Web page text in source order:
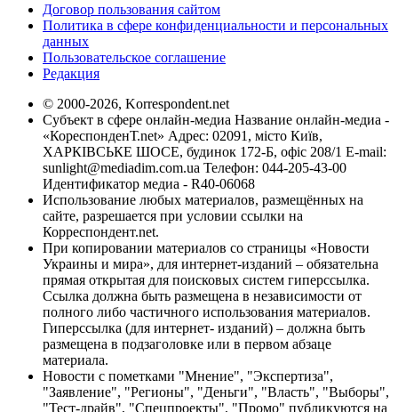
Договор пользования сайтом
Политика в сфере конфиденциальности и персональных
данных
Пользовательское соглашение
Редакция
© 2000-2026, Korrespondent.net
Субъект в сфере онлайн-медиа Название онлайн-медиа -
«КореспонденТ.net» Адрес: 02091, місто Київ,
ХАРКІВСЬКЕ ШОСЕ, будинок 172-Б, офіс 208/1 E-mail:
sunlight@mediadim.com.ua Телефон: 044-205-43-00
Идентификатор медиа - R40-06068
Использование любых материалов, размещённых на
сайте, разрешается при условии ссылки на
Корреспондент.net.
При копировании материалов со страницы «Новости
Украины и мира», для интернет-изданий – обязательна
прямая открытая для поисковых систем гиперссылка.
Ссылка должна быть размещена в независимости от
полного либо частичного использования материалов.
Гиперссылка (для интернет- изданий) – должна быть
размещена в подзаголовке или в первом абзаце
материала.
Новости с пометками "Мнение", "Экспертиза",
"Заявление", "Регионы", "Деньги", "Власть", "Выборы",
"Тест-драйв", "Спецпроекты", "Промо" публикуются на